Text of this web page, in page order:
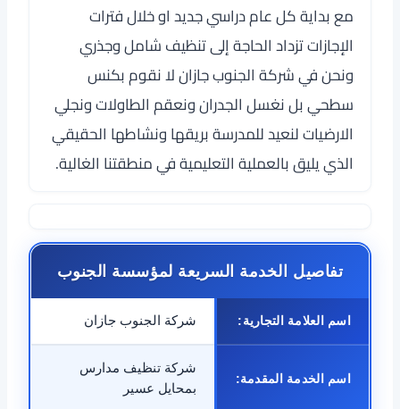
مع بداية كل عام دراسي جديد او خلال فترات
الإجازات تزداد الحاجة إلى تنظيف شامل وجذري
ونحن في شركة الجنوب جازان لا نقوم بكنس
سطحي بل نغسل الجدران ونعقم الطاولات ونجلي
الارضيات لنعيد للمدرسة بريقها ونشاطها الحقيقي
الذي يليق بالعملية التعليمية في منطقتنا الغالية.
تفاصيل الخدمة السريعة لمؤسسة الجنوب
اسم العلامة التجارية: شركة الجنوب جازان
اسم الخدمة المقدمة:
شركة تنظيف مدارس
بمحايل عسير